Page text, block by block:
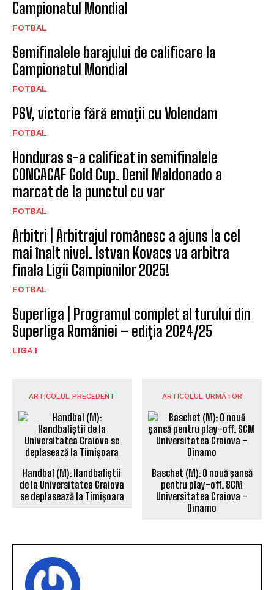
Campionatul Mondial
FOTBAL
Semifinalele barajului de calificare la
Campionatul Mondial
FOTBAL
PSV, victorie fără emoții cu Volendam
FOTBAL
Honduras s-a calificat în semifinalele
CONCACAF Gold Cup. Denil Maldonado a
marcat de la punctul cu var
FOTBAL
Arbitri | Arbitrajul românesc a ajuns la cel
mai înalt nivel. Istvan Kovacs va arbitra
finala Ligii Campionilor 2025!
FOTBAL
Superliga | Programul complet al turului din
Superliga României – ediția 2024/25
LIGA I
ARTICOLUL PRECEDENT
Handbal (M): Handbaliștii
de la Universitatea Craiova
se deplasează la Timișoara
ARTICOLUL URMĂTOR
Baschet (M): O nouă șansă
pentru play-off. SCM
Universitatea Craiova –
Dinamo